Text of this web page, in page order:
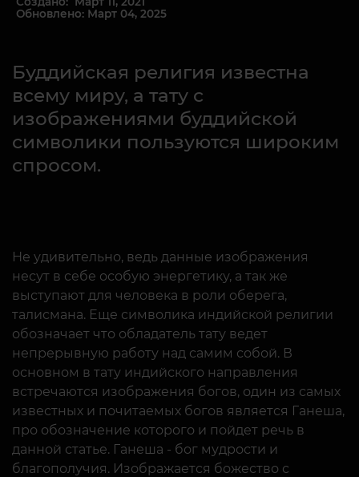
Обновлено: Март 04, 2025
Буддийская религия известна
всему миру, а тату с
изображениями буддийской
символики пользуются широким
спросом.
Не удивительно, ведь данные изображения
несут в себе особую энергетику, а так же
выступают для человека в роли оберега,
талисмана. Еще символика индийской религии
обозначает что обладатель тату ведет
непрерывную работу над самим собой. В
основном в тату индийского направления
встречаются изображения богов, один из самых
известных и почитаемых богов является Ганеша,
про обозначение которого и пойдет речь в
данной статье. Ганеша - бог мудрости и
благополучия. Изображается божество с